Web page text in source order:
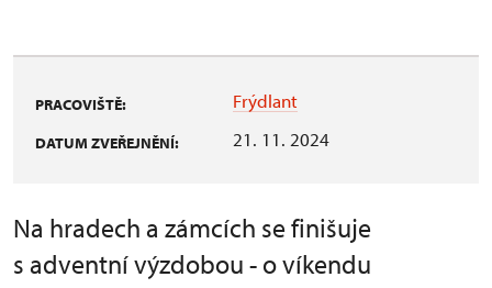
PRACOVIŠTĚ: Frýdlant
DATUM ZVEŘEJNĚNÍ: 21. 11. 2024
Na hradech a zámcích se finišuje
s adventní výzdobou - o víkendu